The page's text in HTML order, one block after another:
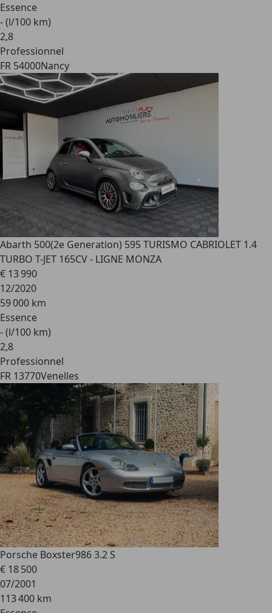
Essence
- (l/100 km)
2,8
Professionnel
FR 54000Nancy
Abarth 500(2e Generation) 595 TURISMO CABRIOLET 1.4
TURBO T-JET 165CV - LIGNE MONZA
€ 13 990
12/2020
59 000 km
Essence
- (l/100 km)
2,8
Professionnel
FR 13770Venelles
Porsche Boxster986 3.2 S
€ 18 500
07/2001
113 400 km